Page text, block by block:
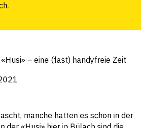
«Husi» – eine (fast) handyfreie Zeit
manche hatten es schon in der